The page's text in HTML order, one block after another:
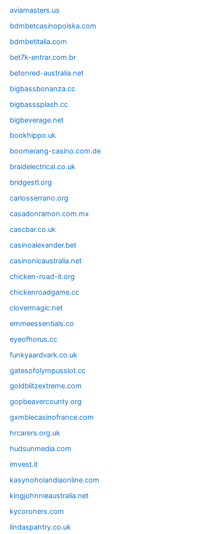
aviamasters.us
bdmbetcasinopolska.com
bdmbetitalia.com
bet7k-entrar.com.br
betonred-australia.net
bigbassbonanza.cc
bigbasssplash.cc
bigbeverage.net
bookhippo.uk
boomerang-casino.com.de
braidelectrical.co.uk
bridgestl.org
carlosserrano.org
casadonramon.com.mx
cascbar.co.uk
casinoalexander.bet
casinonicaustralia.net
chicken-road-it.org
chickenroadgame.cc
clovermagic.net
emmeessentials.co
eyeofhorus.cc
funkyaardvark.co.uk
gatesofolympusslot.cc
goldblitzextreme.com
gopbeavercounty.org
gxmblecasinofrance.com
hrcarers.org.uk
hudsunmedia.com
imvest.it
kasynoholandiaonline.com
kingjohnnieaustralia.net
kycoroners.com
lindaspantry.co.uk